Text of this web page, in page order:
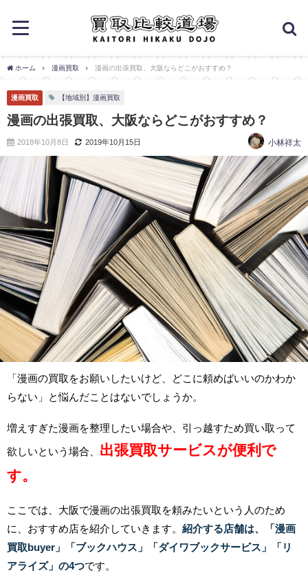
ホーム 漫画買取 漫画の出張買取、大阪ならどこがおすすめ？
漫画買取 【地域別】漫画買取
漫画の出張買取、大阪ならどこがおすすめ？
2018年10月8日 2019年10月15日 小林祥太
「漫画の買取をお願いしたいけど、どこに頼めばいいのかわか
らない」と悩んだことはないでしょうか。
増えすぎた漫画を整理したい場合や、引っ越すため買い取って
欲しいという場合、 出張買取サービスが便利で
す。
ここでは、大阪で漫画の出張買取を頼みたいという人のため
に、おすすめ店を紹介していきます。 紹介する店舗は、「漫画
買取buyer」「ブックハウス」「ダイワブックサービス」「リ
アライズ」の4つです。